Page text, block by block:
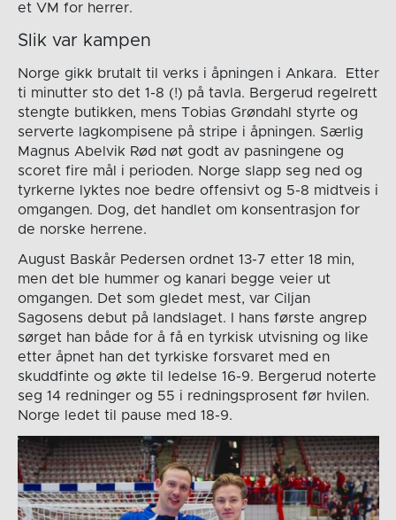
et VM for herrer.
Slik var kampen
Norge gikk brutalt til verks i åpningen i Ankara. Etter
ti minutter sto det 1-8 (!) på tavla. Bergerud regelrett
stengte butikken, mens Tobias Grøndahl styrte og
serverte lagkompisene på stripe i åpningen. Særlig
Magnus Abelvik Rød nøt godt av pasningene og
scoret fire mål i perioden. Norge slapp seg ned og
tyrkerne lyktes noe bedre offensivt og 5-8 midtveis i
omgangen. Dog, det handlet om konsentrasjon for
de norske herrene.
August Baskår Pedersen ordnet 13-7 etter 18 min,
men det ble hummer og kanari begge veier ut
omgangen. Det som gledet mest, var Ciljan
Sagosens debut på landslaget. I hans første angrep
sørget han både for å få en tyrkisk utvisning og like
etter åpnet han det tyrkiske forsvaret med en
skuddfinte og økte til ledelse 16-9. Bergerud noterte
seg 14 redninger og 55 i redningsprosent før hvilen.
Norge ledet til pause med 18-9.